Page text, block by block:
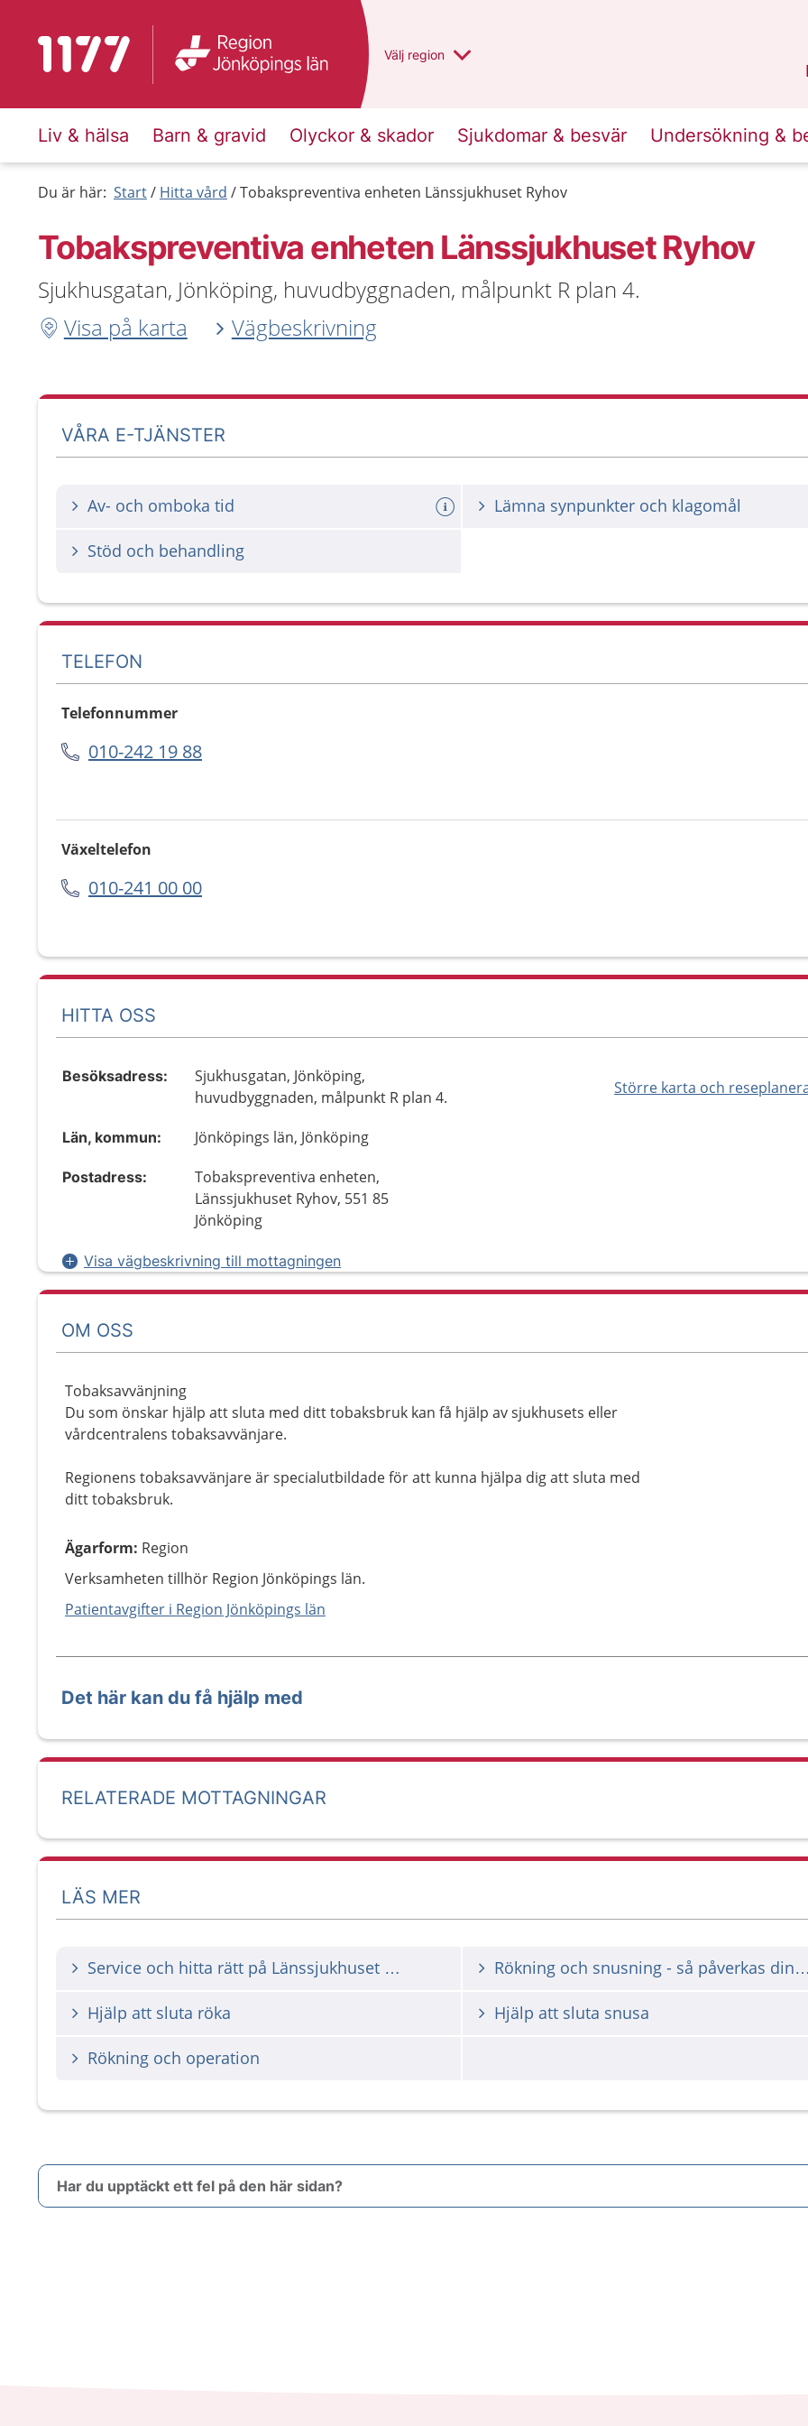
Till startsidan för 1177 Du har valt region
Välj en annan
region
Liv & hälsa Barn & gravid Olyckor & skador Sjukdomar & besvär Undersökning &
Du är här: Start Hitta vård Tobakspreventiva enheten Länssjukhuset Ryhov
Tobakspreventiva enheten Länssjukhuset Ryhov
Sjukhusgatan, Jönköping, huvudbyggnaden, målpunkt R plan 4.
Visa på karta
Vägbeskrivning
VÅRA E-TJÄNSTER
Av- och omboka tid Lämna synpunkter och klagomål
Stöd och behandling
TELEFON
Telefonnummer
010-242 19 88
Växeltelefon
010-241 00 00
HITTA OSS
Större karta och
Besöksadress:
Sjukhusgatan, Jönköping,
huvudbyggnaden, målpunkt R plan 4.
Län, kommun: Jönköpings län, Jönköping
Postadress:
Tobakspreventiva enheten,
Länssjukhuset Ryhov, 551 85
Jönköping
Visa vägbeskrivning till mottagningen
OM OSS
Tobaksavvänjning
Du som önskar hjälp att sluta med ditt tobaksbruk kan få hjälp av sjukhusets eller
vårdcentralens tobaksavvänjare.
Regionens tobaksavvänjare är specialutbildade för att kunna hjälpa dig att sluta med
ditt tobaksbruk.
Ägarform: Region
Verksamheten tillhör Region Jönköpings län.
Patientavgifter i Region Jönköpings län
Det här kan du få hjälp med
RELATERADE MOTTAGNINGAR
LÄS MER
Service och hitta rätt på Länssjukhuset Ryhov Rökning och snusning -
Hjälp att sluta röka Hjälp att sluta snusa
Rökning och operation
Har du upptäckt ett fel på den här sidan?